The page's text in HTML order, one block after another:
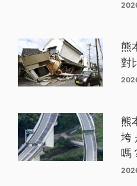
熊
對
熊
垮
嗎